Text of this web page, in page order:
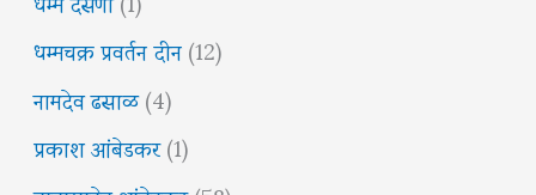
धम्मचक्र प्रवर्तन दीन(12)
नामदेव ढसाळ(4)
प्रकाश आंबेडकर(1)